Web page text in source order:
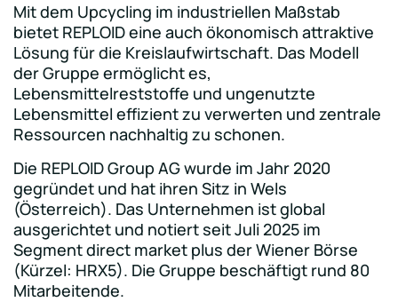
Mit dem Upcycling im industriellen Maßstab
bietet REPLOID eine auch ökonomisch attraktive
Lösung für die Kreislaufwirtschaft. Das Modell
der Gruppe ermöglicht es,
Lebensmittelreststoffe und ungenutzte
Lebensmittel effizient zu verwerten und zentrale
Ressourcen nachhaltig zu schonen.
Die REPLOID Group AG wurde im Jahr 2020
gegründet und hat ihren Sitz in Wels
(Österreich). Das Unternehmen ist global
ausgerichtet und notiert seit Juli 2025 im
Segment direct market plus der Wiener Börse
(Kürzel: HRX5). Die Gruppe beschäftigt rund 80
Mitarbeitende.